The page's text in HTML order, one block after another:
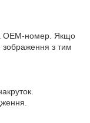
OEM-номер. Якщо
зображення з тим